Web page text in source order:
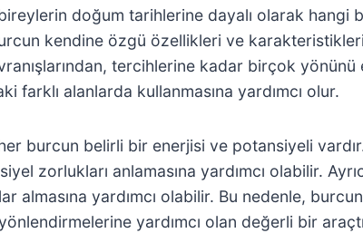
doğum tarihlerine dayalı olarak hangi
kendine özgü özellikleri ve
tercihlerine kadar birçok
farklı alanlarda kullanmasına yardımcı olur.
burcun belirli bir enerjisi ve potansiyeli
zorlukları anlamasına yardımcı olabilir.
almasına yardımcı olabilir. Bu nedenle,
yardımcı olan değerli bir